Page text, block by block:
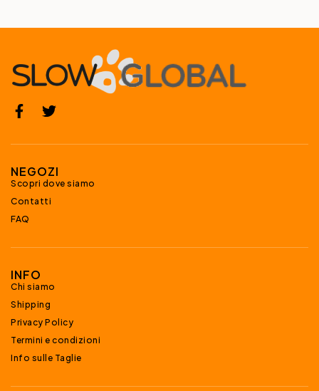
NEGOZI
Scopri dove siamo
Contatti
FAQ
INFO
Chi siamo
Shipping
Privacy Policy
Termini e condizioni
Info sulle Taglie